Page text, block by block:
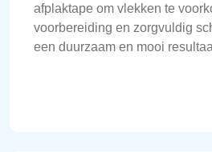
afplaktape om vlekken te
voorbereiding en zorgvuldig
een duurzaam en mooi